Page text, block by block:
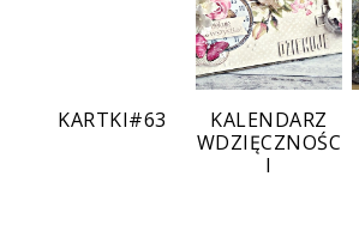
KARTKI#63
KALENDARZ
WDZIĘCZNOŚC
I